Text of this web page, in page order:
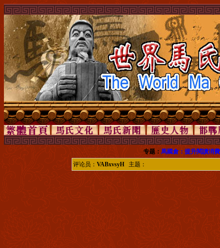
专题： 馬國倉：提升閱讀消
评论员： VABxvsyH 主题：